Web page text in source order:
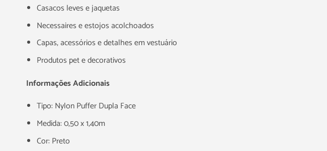
Casacos leves e jaquetas
Necessaires e estojos acolchoados
Capas, acessórios e detalhes em vestuário
Produtos pet e decorativos
Informações Adicionais
Tipo: Nylon Puffer Dupla Face
Medida: 0,50 x 1,40m
Cor: Preto